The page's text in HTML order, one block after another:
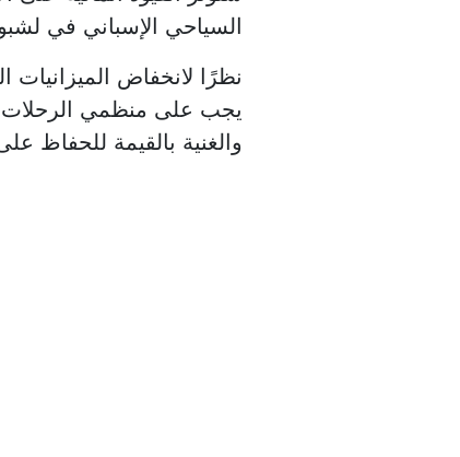
السياحي الإسباني في لشبونة 952 يورو للشخص الواحد هذا
نظرًا لانخفاض الميزانيات
يجب على منظمي الرحلات
والغنية بالقيمة للحفاظ